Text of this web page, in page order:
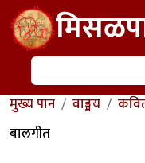
Skip to main content
शोध
मुख्य पान वाङ्मय
बालगीत